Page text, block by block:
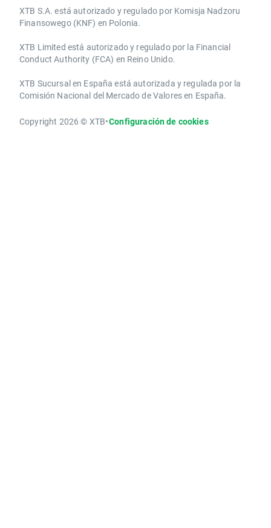
XTB S.A.​ está autorizado y regulado por Komisja Nadzoru
Finansowego (KNF) ​en Polonia.
XTB Limited ​está autorizado y regulado por la ​Financial
Conduct Authority ​(FCA) en ​​Reino Unido.
XTB Sucursal en España está autorizada y regulada por la
Comisión Nacional del Mercado de Valores en España.
Copyright 2026 © XTB•Configuración de cookies